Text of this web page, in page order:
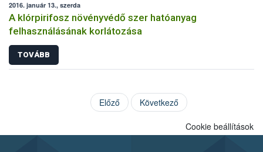
2016. január 13., szerda
A klórpirifosz növényvédő szer hatóanyag
felhasználásának korlátozása
TOVÁBB
Előző Következő
Cookie beállítások